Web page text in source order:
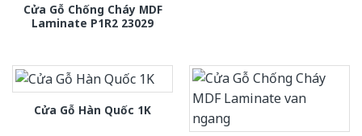
Cửa Gỗ Chống Cháy MDF
Laminate P1R2 23029
Cửa Gỗ Hàn Quốc 1K